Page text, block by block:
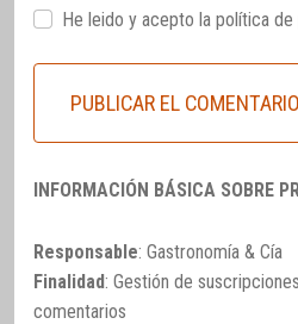
He leido y acepto la política de
INFORMACIÓN BÁSICA SOBRE
Responsable: Gastronomía & Cía
Finalidad: Gestión de
comentarios